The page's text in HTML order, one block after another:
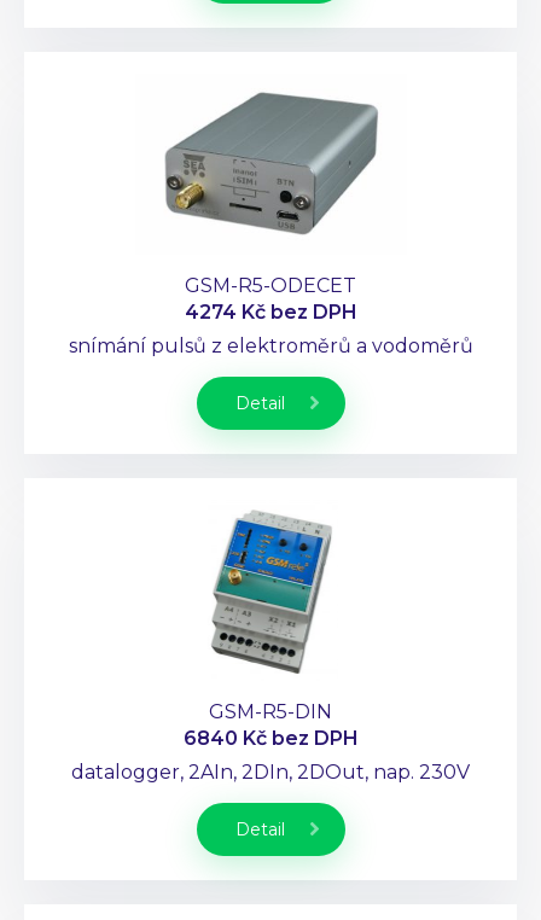
GSM-R5-ODECET
4274 Kč bez DPH
snímání pulsů z elektroměrů a vodoměrů
Detail
GSM-R5-DIN
6840 Kč bez DPH
datalogger, 2AIn, 2DIn, 2DOut, nap. 230V
Detail